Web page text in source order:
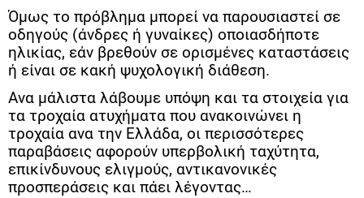
Όμως το πρόβλημα μπορεί να παρουσιαστεί σε
οδηγούς (άνδρες ή γυναίκες) οποιασδήποτε
ηλικίας, εάν βρεθούν σε ορισμένες καταστάσεις
ή είναι σε κακή ψυχολογική διάθεση.
Ανα μάλιστα λάβουμε υπόψη και τα στοιχεία για
τα τροχαία ατυχήματα που ανακοινώνει η
τροχαία ανα την Ελλάδα, οι περισσότερες
παραβάσεις αφορούν υπερβολική ταχύτητα,
επικίνδυνους ελιγμούς, αντικανονικές
προσπεράσεις και πάει λέγοντας…